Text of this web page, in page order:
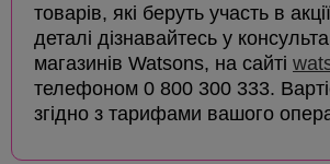
товарів, які беруть участь в
деталі дізнавайтесь у
магазинів Watsons, на сайті
телефоном 0 800 300 333.
згідно з тарифами вашого